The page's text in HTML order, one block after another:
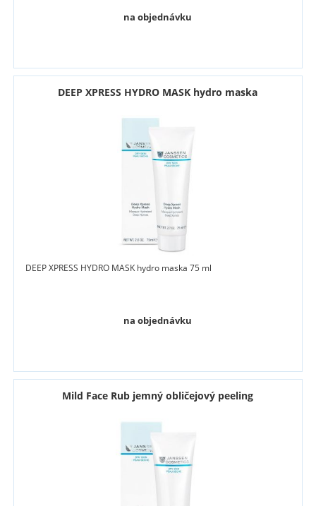
na objednávku
DEEP XPRESS HYDRO MASK hydro maska
DEEP XPRESS HYDRO MASK hydro maska 75 ml
na objednávku
Mild Face Rub jemný obličejový peeling